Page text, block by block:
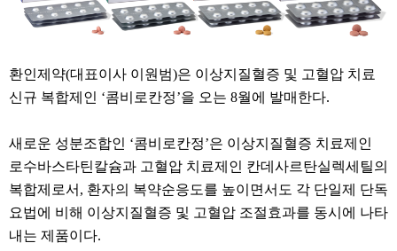
환인제약(대표이사 이원범)은 이상지질혈증 및 고혈압 치료
신규 복합제인 ‘콤비로칸정’을 오는 8월에 발매한다.
새로운 성분조합인 ‘콤비로칸정’은 이상지질혈증 치료제인
로수바스타틴칼슘과 고혈압 치료제인 칸데사르탄실렉세틸의
복합제로서, 환자의 복약순응도를 높이면서도 각 단일제 단독
요법에 비해 이상지질혈증 및 고혈압 조절효과를 동시에 나타
내는 제품이다.